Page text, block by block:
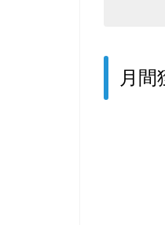
月